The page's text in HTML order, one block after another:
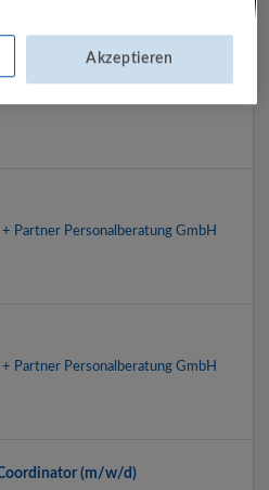
+ Partner Personalberatung GmbH
+ Partner Personalberatung GmbH
(m/w/d)
Akzeptieren